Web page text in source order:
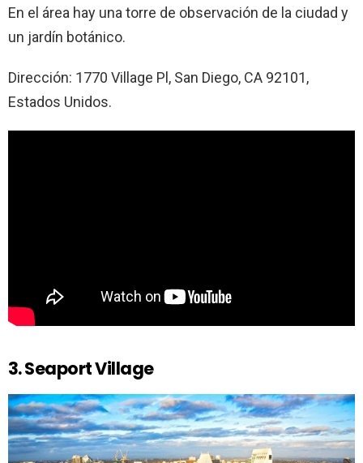
En el área hay una torre de observación de la ciudad y
un jardín botánico.
Dirección: 1770 Village Pl, San Diego, CA 92101,
Estados Unidos.
3. Seaport Village